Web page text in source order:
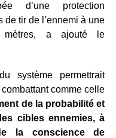
d’une protection
tir de l’ennemi à une
mètres, a ajouté le
système permettrait
comme celle
de la probabilité et
cibles ennemies, à
la conscience de